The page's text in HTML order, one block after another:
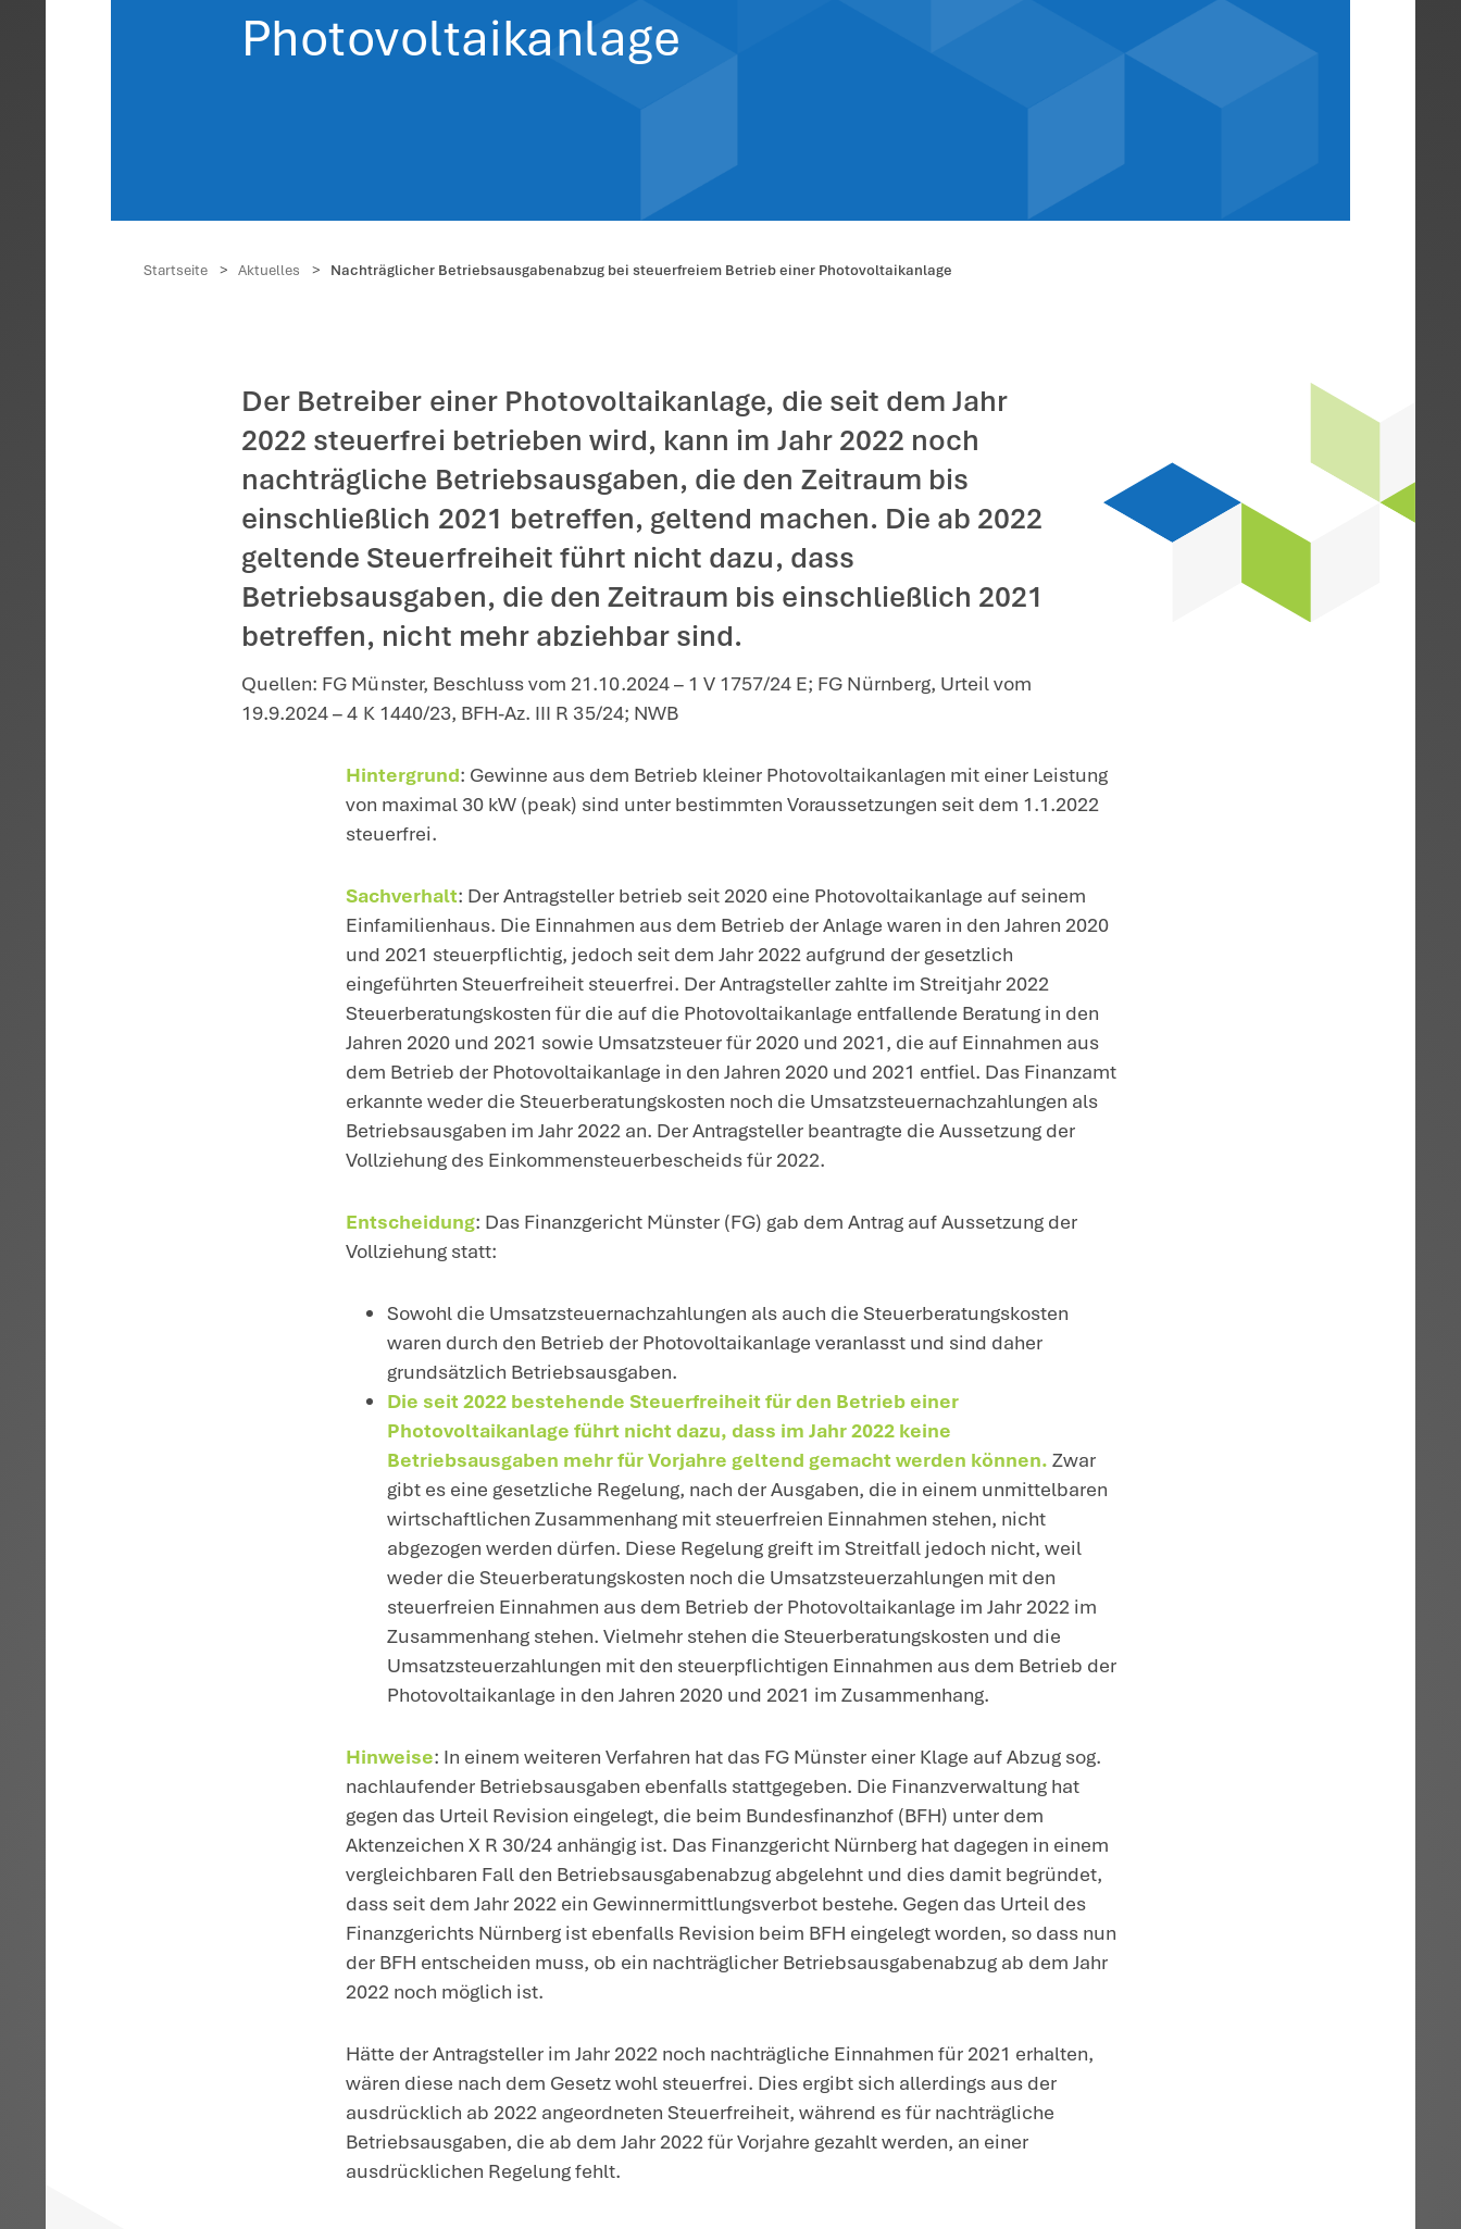
Nachträglicher
Photovoltaikanlage
Startseite > Aktuelles > Nachträglicher Betriebsausgabenabzug bei steuerfreiem Betrieb einer Photovoltaikanlage
Der Betreiber einer Photovoltaikanlage, die seit dem Jahr
nachträgliche Betriebsausgaben, die den Zeitraum bis
einschließlich 2021 betreffen, geltend machen. Die ab 2022
geltende Steuerfreiheit führt nicht dazu, dass
Betriebsausgaben, die den Zeitraum bis einschließlich 2021
betreffen, nicht mehr abziehbar sind.
Quellen: FG Münster, Beschluss vom 21.10.2024 – 1 V 1757/24 E; FG Nürnberg, Urteil vom
19.9.2024 – 4 K 1440/23, BFH-Az. III R 35/24; NWB
von maximal 30 kW (peak) sind unter bestimmten Voraussetzungen seit dem
Sachverhalt: Der Antragsteller betrieb seit 2020 eine Photovoltaikanlage auf seinem
Einfamilienhaus. Die Einnahmen aus dem Betrieb der Anlage waren in den Jahren
und 2021 steuerpflichtig, jedoch seit dem Jahr 2022 aufgrund der gesetzlich
eingeführten Steuerfreiheit steuerfrei. Der Antragsteller zahlte im Streitjahr 2022
Steuerberatungskosten für die auf die Photovoltaikanlage entfallende Beratung in
Jahren 2020 und 2021 sowie Umsatzsteuer für 2020 und 2021, die auf Einnahmen
dem Betrieb der Photovoltaikanlage in den Jahren 2020 und 2021 entfiel. Das
erkannte weder die Steuerberatungskosten noch die Umsatzsteuernachzahlungen
Betriebsausgaben im Jahr 2022 an. Der Antragsteller beantragte die Aussetzung der
Vollziehung des Einkommensteuerbescheids für 2022.
Entscheidung: Das Finanzgericht Münster (FG) gab dem Antrag auf Aussetzung der
Vollziehung statt:
Sowohl die Umsatzsteuernachzahlungen als auch die Steuerberatungskosten
waren durch den Betrieb der Photovoltaikanlage veranlasst und sind daher
grundsätzlich Betriebsausgaben.
Photovoltaikanlage führt nicht dazu, dass im Jahr 2022 keine
Betriebsausgaben mehr für Vorjahre geltend gemacht werden können.
gibt es eine gesetzliche Regelung, nach der Ausgaben, die in einem
wirtschaftlichen Zusammenhang mit steuerfreien Einnahmen stehen, nicht